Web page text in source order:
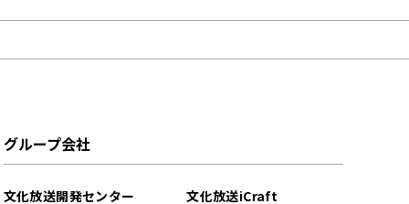
グループ会社
文化放送開発センター 文化放送iCraft